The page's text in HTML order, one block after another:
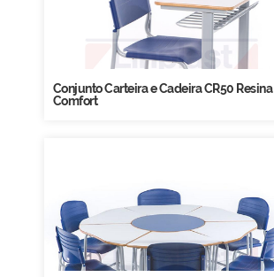
Conjunto Carteira e Cadeira CR50 Resina
Comfort